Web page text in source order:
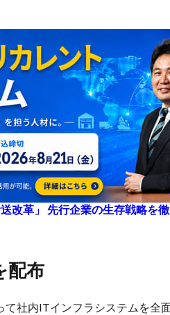
改革」 先行企業の生存戦略を
配布
社内ITインフラシステムを全